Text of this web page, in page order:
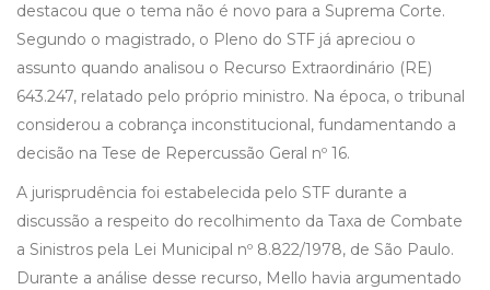
destacou que o tema não é novo para a Suprema Corte.
Segundo o magistrado, o Pleno do STF já apreciou o
assunto quando analisou o Recurso Extraordinário (RE)
643.247, relatado pelo próprio ministro. Na época, o tribunal
considerou a cobrança inconstitucional, fundamentando a
decisão na Tese de Repercussão Geral nº 16.
A jurisprudência foi estabelecida pelo STF durante a
discussão a respeito do recolhimento da Taxa de Combate
a Sinistros pela Lei Municipal nº 8.822/1978, de São Paulo.
Durante a análise desse recurso, Mello havia argumentado